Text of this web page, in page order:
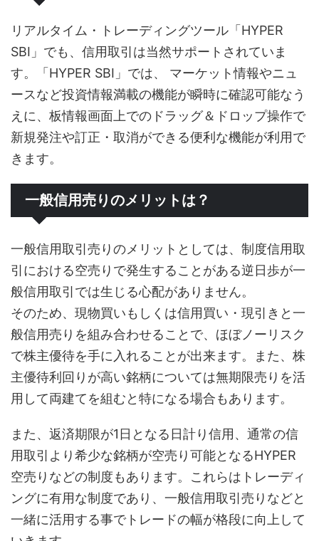
リアルタイム・トレーディングツール「HYPER
SBI」でも、信用取引は当然サポートされていま
す。「HYPER SBI」では、 マーケット情報やニュ
ースなど投資情報満載の機能が瞬時に確認可能なう
えに、板情報画面上でのドラッグ＆ドロップ操作で
新規発注や訂正・取消ができる便利な機能が利用で
きます。
一般信用売りのメリットは？
一般信用取引売りのメリットとしては、制度信用取
引における空売りで発生することがある逆日歩が一
般信用取引では生じる心配がありません。
そのため、現物買いもしくは信用買い・現引きと一
般信用売りを組み合わせることで、ほぼノーリスク
で株主優待を手に入れることが出来ます。また、株
主優待利回りが高い銘柄については無期限売りを活
用して両建てを組むと特になる場合もあります。
また、返済期限が1日となる日計り信用、通常の信
用取引より希少な銘柄が空売り可能となるHYPER
空売りなどの制度もあります。これらはトレーディ
ングに有用な制度であり、一般信用取引売りなどと
一緒に活用する事でトレードの幅が格段に向上して